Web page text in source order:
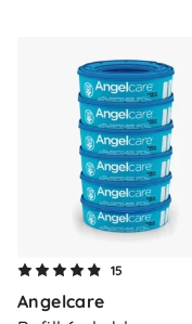
15
Angelcare
Våre butikker
Kontakt oss
Frakt og levering